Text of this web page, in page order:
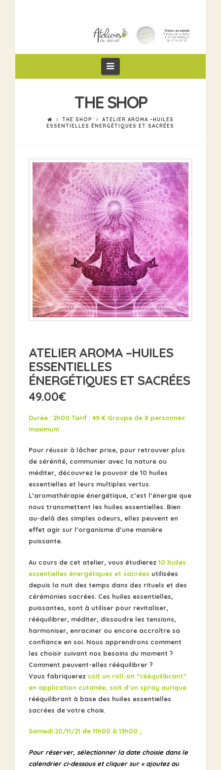
Navigation
THE SHOP
THE SHOP
ATELIER AROMA –HUILES
ESSENTIELLES ÉNERGÉTIQUES ET SACRÉES
ATELIER AROMA –HUILES
ESSENTIELLES
ÉNERGÉTIQUES ET SACRÉES
49.00€
Durée : 2h00Tarif : 49 € Groupe de 8 personnes
maximum
Pour réussir à lâcher prise, pour retrouver plus
de sérénité, communier avec la nature ou
méditer, découvrez le pouvoir de 10 huiles
essentielles et leurs multiples vertus.
L’aromathérapie énergétique, c’est l’énergie que
nous transmettent les huiles essentielles. Bien
au-delà des simples odeurs, elles peuvent en
effet agir sur l’organisme d’une manière
puissante.
Au cours de cet atelier, vous étudierez10 huiles
essentielles énergétiques et sacrées utilisées
depuis la nuit des temps dans des rituels et des
cérémonies sacrées. Ces huiles essentielles,
puissantes, sont à utiliser pour revitaliser,
rééquilibrer, méditer, dissoudre les tensions,
harmoniser, enraciner ou encore accroître sa
confiance en soi. Nous apprendrons comment
les choisir suivant nos besoins du moment ?
Comment peuvent-elles rééquilibrer ?
Vous fabriquerezsoit un roll-on “rééquilibrant”
en application cutanée, soit d’un spray aurique
rééquilibrant à base des huiles essentielles
sacrées de votre choix.
Samedi 20/11/21 de11h00 à 13h00 ;
Pour réserver, sélectionner la date choisie dans le
calendrier ci-dessous et cliquer sur « ajoutez au